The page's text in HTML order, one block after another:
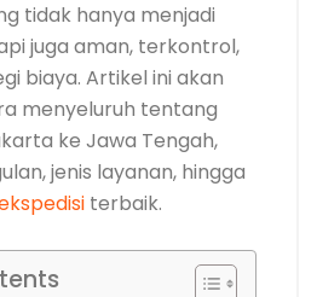
tidak hanya menjadi
juga aman, terkontrol,
biaya. Artikel ini akan
menyeluruh tentang
ke Jawa Tengah,
jenis layanan, hingga
terbaik.